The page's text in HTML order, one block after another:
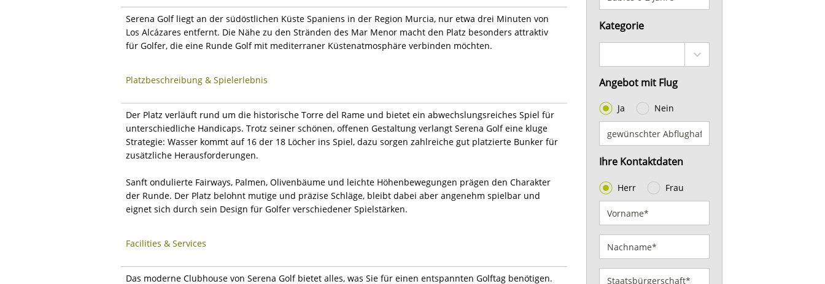
Serena Golf liegt an der südöstlichen Küste Spaniens in der Region Murcia, nur etwa drei Minuten von
Los Alcázares entfernt. Die Nähe zu den Stränden des Mar Menor macht den Platz besonders attraktiv
für Golfer, die eine Runde Golf mit mediterraner Küstenatmosphäre verbinden möchten.
Platzbeschreibung & Spielerlebnis
Der Platz verläuft rund um die historische Torre del Rame und bietet ein abwechslungsreiches Spiel für
unterschiedliche Handicaps. Trotz seiner schönen, offenen Gestaltung verlangt Serena Golf eine kluge
Strategie: Wasser kommt auf 16 der 18 Löcher ins Spiel, dazu sorgen zahlreiche gut platzierte Bunker für
zusätzliche Herausforderungen.
Sanft ondulierte Fairways, Palmen, Olivenbäume und leichte Höhenbewegungen prägen den Charakter
der Runde. Der Platz belohnt mutige und präzise Schläge, bleibt dabei aber angenehm spielbar und
eignet sich durch sein Design für Golfer verschiedener Spielstärken.
Facilities & Services
Das moderne Clubhouse von Serena Golf bietet alles, was Sie für einen entspannten Golftag benötigen.
Kategorie
Angebot mit Flug
Ja Nein
Ihre Kontaktdaten
Herr Frau